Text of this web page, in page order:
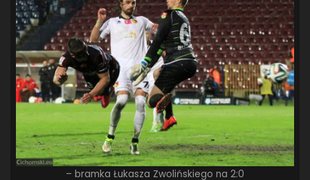
– bramka Łukasza Zwolińskiego na 2:0